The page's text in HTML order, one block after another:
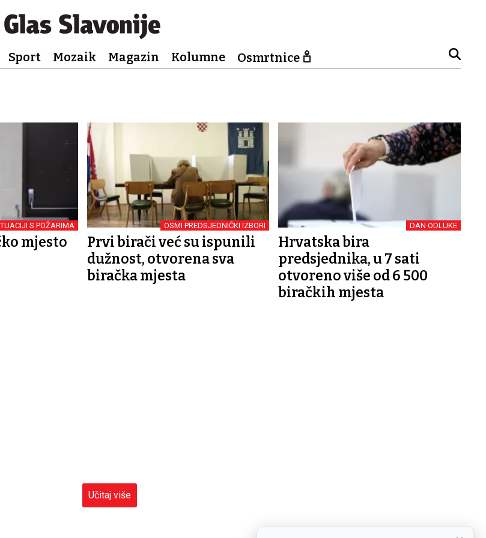
Sport Mozaik Magazin Kolumne Osmrtnice
S POŽARIMA
mjesto
OSMI PREDSJEDNIČKI IZBORI
Prvi birači već su ispunili
dužnost, otvorena sva
biračka mjesta
DAN ODLUKE
Hrvatska bira
predsjednika, u 7 sati
otvoreno više od 6 500
biračkih mjesta
Učitaj više